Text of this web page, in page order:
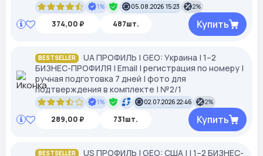
1% 05.08.2026 15:23 2%
374,00 ₽ 487шт. Купить
BESTSELLER
UA ПРОФИЛЬ | GEO: Украина | 1–2
БИЗНЕС-ПРОФИЛЯ | Email | регистрация по номеру |
ручная подготовка 7 дней | фото для
подтверждения в комплекте | №2/1
1% 02.07.2026 22:46 2%
289,00 ₽ 731шт. Купить
BESTSELLER
US ПРОФИЛЬ | GEO: США | | 1–2 БИЗНЕС-